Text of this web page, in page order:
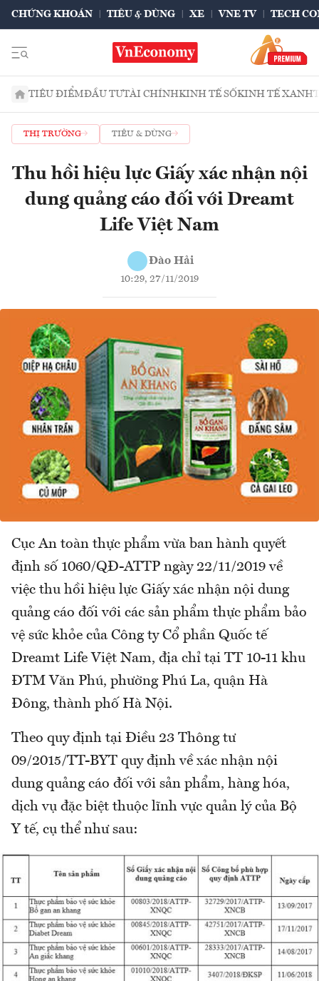
CHỨNG KHOÁN TIÊU & DÙNG XE VNE TV TECH
TIÊU ĐIỂMĐẦU TƯTÀI CHÍNHKINH TẾ SỐKINH TẾ XANH
THỊ TRƯỜNG TIÊU & DÙNG
Thu hồi hiệu lực Giấy xác nhận nội
dung quảng cáo đối với Dreamt
Life Việt Nam
Đào Hải
10:29, 27/11/2019
Cục An toàn thực phẩm vừa ban hành quyết
định số 1060/QĐ-ATTP ngày 22/11/2019 về
việc thu hồi hiệu lực Giấy xác nhận nội dung
quảng cáo đối với các sản phẩm thực phẩm bảo
vệ sức khỏe của Công ty Cổ phần Quốc tế
Dreamt Life Việt Nam, địa chỉ tại TT 10-11 khu
ĐTM Văn Phú, phường Phú La, quận Hà
Đông, thành phố Hà Nội.
Theo quy định tại Điều 23 Thông tư
09/2015/TT-BYT quy định về xác nhận nội
dung quảng cáo đối với sản phẩm, hàng hóa,
dịch vụ đặc biệt thuộc lĩnh vực quản lý của Bộ
Y tế, cụ thể như sau: